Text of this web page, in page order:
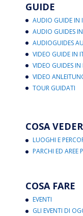
GUIDE
AUDIO GUIDE IN
AUDIO GUIDES
AUDIOGUIDES
VIDEO GUIDE IN
VIDEO GUIDES IN
VIDEO
TOUR GUIDATI
COSA
LUOGHI E
PARCHI ED AREE
COSA FARE
EVENTI
GLI EVENTI DI